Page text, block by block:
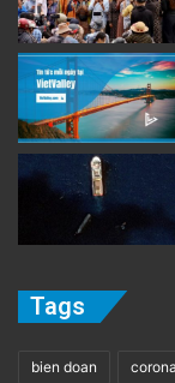
Tags
bien doan corona